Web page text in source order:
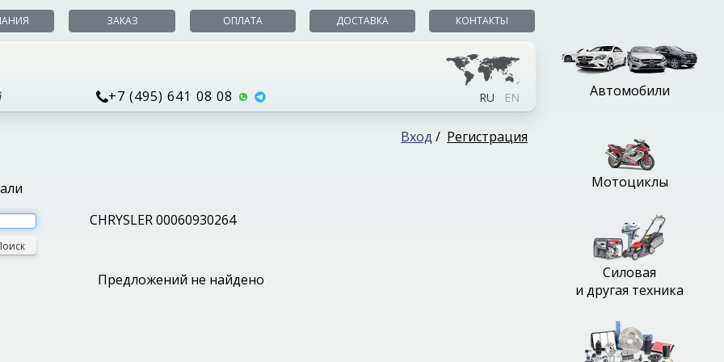
ЗАКАЗ ОПЛАТА ДОСТАВКА КОНТАКТЫ
+7 (495) 641 08 08 RU EN
Вход / Регистрация
CHRYSLER 00060930264
Предложений не найдено
Автомобили
Мотоциклы
Силовая
и другая техника